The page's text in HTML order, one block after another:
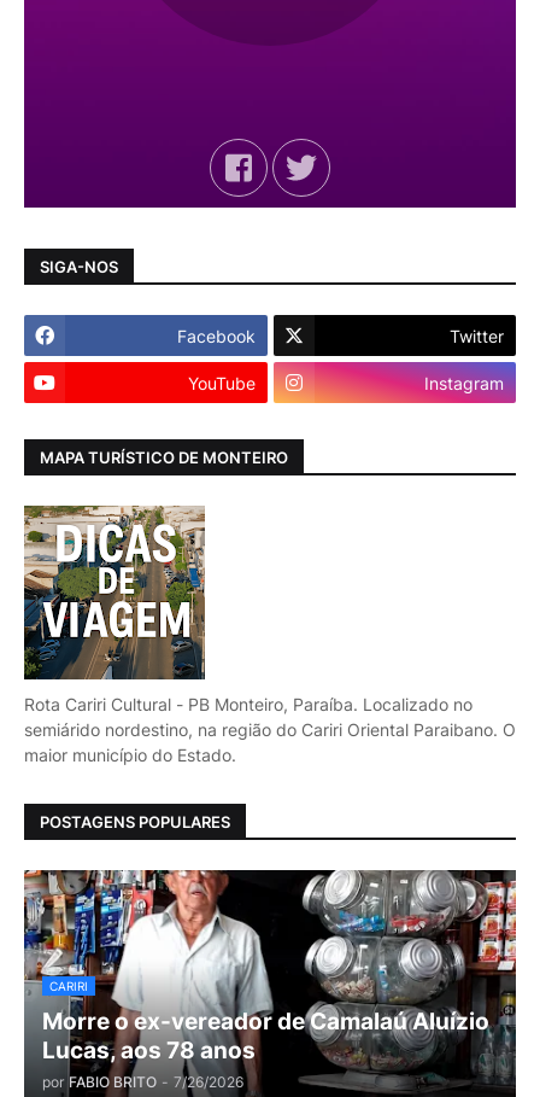
SIGA-NOS
Facebook Twitter
YouTube Instagram
MAPA TURÍSTICO DE MONTEIRO
Rota Cariri Cultural - PB Monteiro, Paraíba. Localizado no
semiárido nordestino, na região do Cariri Oriental Paraibano. O
maior município do Estado.
POSTAGENS POPULARES
CARIRI
Morre o ex-vereador de Camalaú Aluízio
Lucas, aos 78 anos
por FABIO BRITO - 7/26/2026